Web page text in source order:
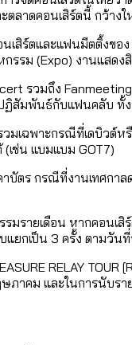
กำแพงส่องซีรีส์จี
รวจงบประมาณรา
รวจรายได้จากกา
งเทพฯ เมืองสัง
งเทพฯ เมืองสังค
Bangkok Index
คำนำหน้านามและก
งเทพฯ เมืองสังค
นสาธารณะและพื้
ลาดคอนเสิร์ตนี้ กว้าง
สิร์ตและแฟนมีตติ้งขอ
รรม (Expo) งานแสดง
รวมถึง
ฏิสัมพันธ์กับแฟนคลับ ทั้
เฉพาะกรณีที่เดบิวต์หรื
เช่น แบมแบม GOT7)
บัตร กรณีที่งานเทศกา
มรายเดือน หากคอนเสิ
ยกเป็น 3 ครั้ง ตามวัน
RELAY
ภาคม และในการนับรา